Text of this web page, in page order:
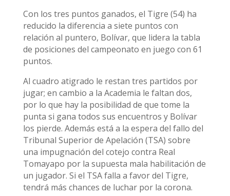
Con los tres puntos ganados, el Tigre (54) ha
reducido la diferencia a siete puntos con
relación al puntero, Bolívar, que lidera la tabla
de posiciones del campeonato en juego con 61
puntos.
Al cuadro atigrado le restan tres partidos por
jugar; en cambio a la Academia le faltan dos,
por lo que hay la posibilidad de que tome la
punta si gana todos sus encuentros y Bolívar
los pierde. Además está a la espera del fallo del
Tribunal Superior de Apelación (TSA) sobre
una impugnación del cotejo contra Real
Tomayapo por la supuesta mala habilitación de
un jugador. Si el TSA falla a favor del Tigre,
tendrá más chances de luchar por la corona.